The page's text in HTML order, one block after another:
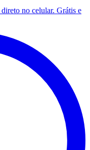
direto no celular. Grátis e